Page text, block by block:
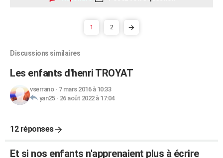
1 2
Discussions similaires
Les enfants d'henri TROYAT
vserrano- 7 mars 2016 à 10:33
yan25- 26 août 2022 à 17:04
12 réponses
Et si nos enfants n'apprenaient plus à écrire